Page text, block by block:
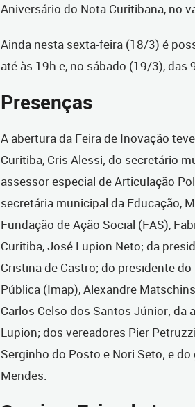
Aniversário do Nota Curitibana, no
Ainda nesta sexta-feira (18/3) é
até às 19h e, no sábado (19/3), das
Presenças
A abertura da Feira de Inovação
Curitiba, Cris Alessi; do secretário
assessor especial de Articulação
secretária municipal da Educação,
Fundação de Ação Social (FAS),
Curitiba, José Lupion Neto; da
Cristina de Castro; do presidente
Pública (Imap), Alexandre
Carlos Celso dos Santos Júnior; da
Lupion; dos vereadores Pier
Serginho do Posto e Nori Seto; e
Mendes.